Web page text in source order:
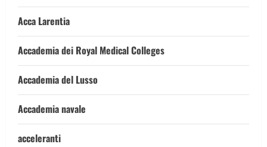
Acca Larentia
Accademia dei Royal Medical Colleges
Accademia del Lusso
Accademia navale
acceleranti